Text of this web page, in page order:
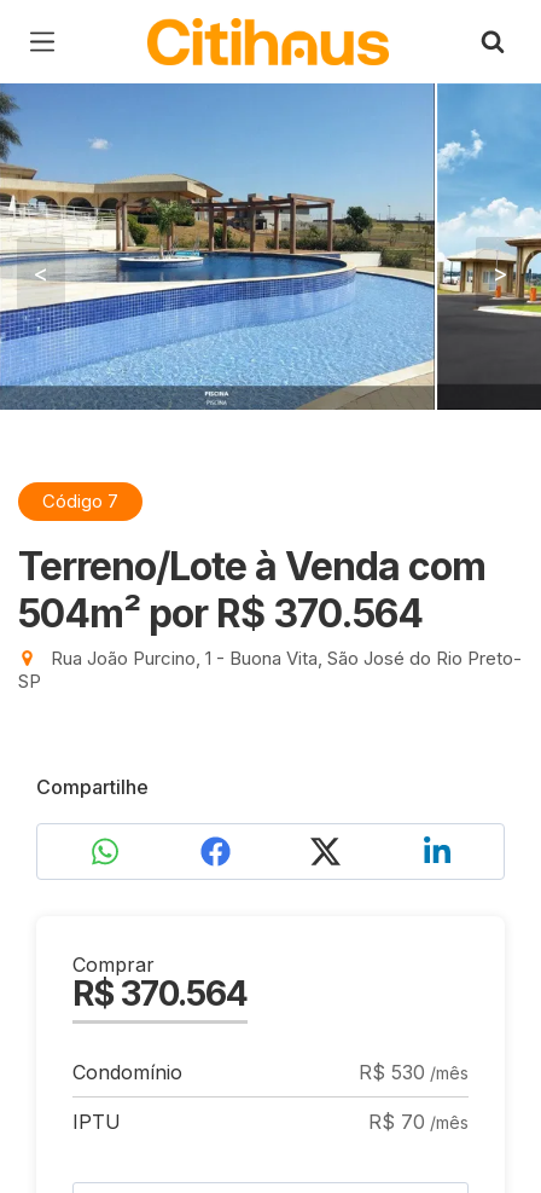
Página inicial
< >
Código 7
Terreno/Lote à Venda com
504m² por R$ 370.564
Rua João Purcino, 1 - Buona Vita, São José do Rio Preto-
SP
Compartilhe
Comprar
R$ 370.564
Condomínio R$ 530 /mês
IPTU R$ 70 /mês